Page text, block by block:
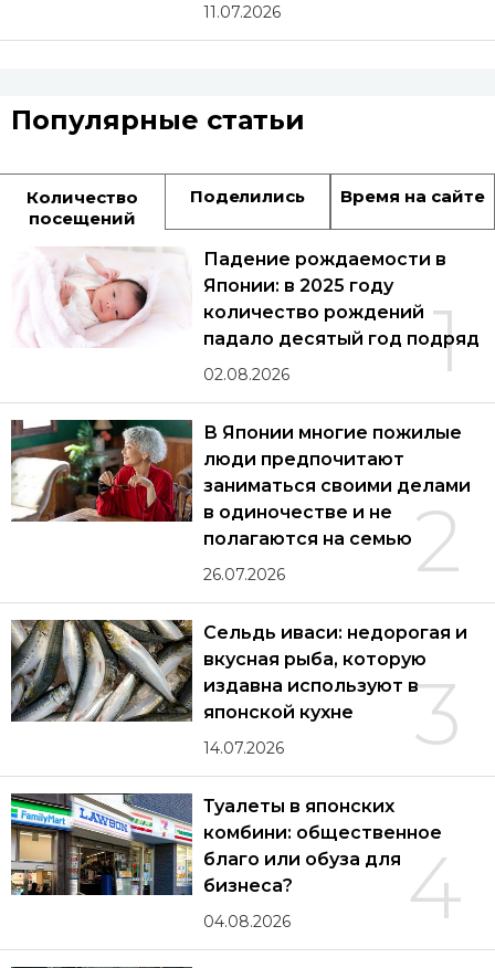
11.07.2026
Популярные статьи
Количество
посещений
Поделились Время на сайте
1
Падение рождаемости в
Японии: в 2025 году
количество рождений
падало десятый год подряд
02.08.2026
2
В Японии многие пожилые
люди предпочитают
заниматься своими делами
в одиночестве и не
полагаются на семью
26.07.2026
3
Сельдь иваси: недорогая и
вкусная рыба, которую
издавна используют в
японской кухне
14.07.2026
4
Туалеты в японских
комбини: общественное
благо или обуза для
бизнеса?
04.08.2026